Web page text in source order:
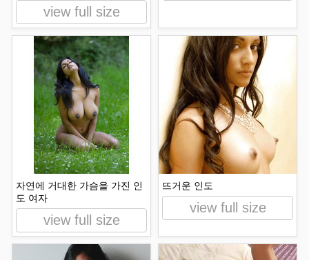
view full size
자연에 거대한 가슴을 가진 인
도 여자
view full size
뜨거운 인도
view full size